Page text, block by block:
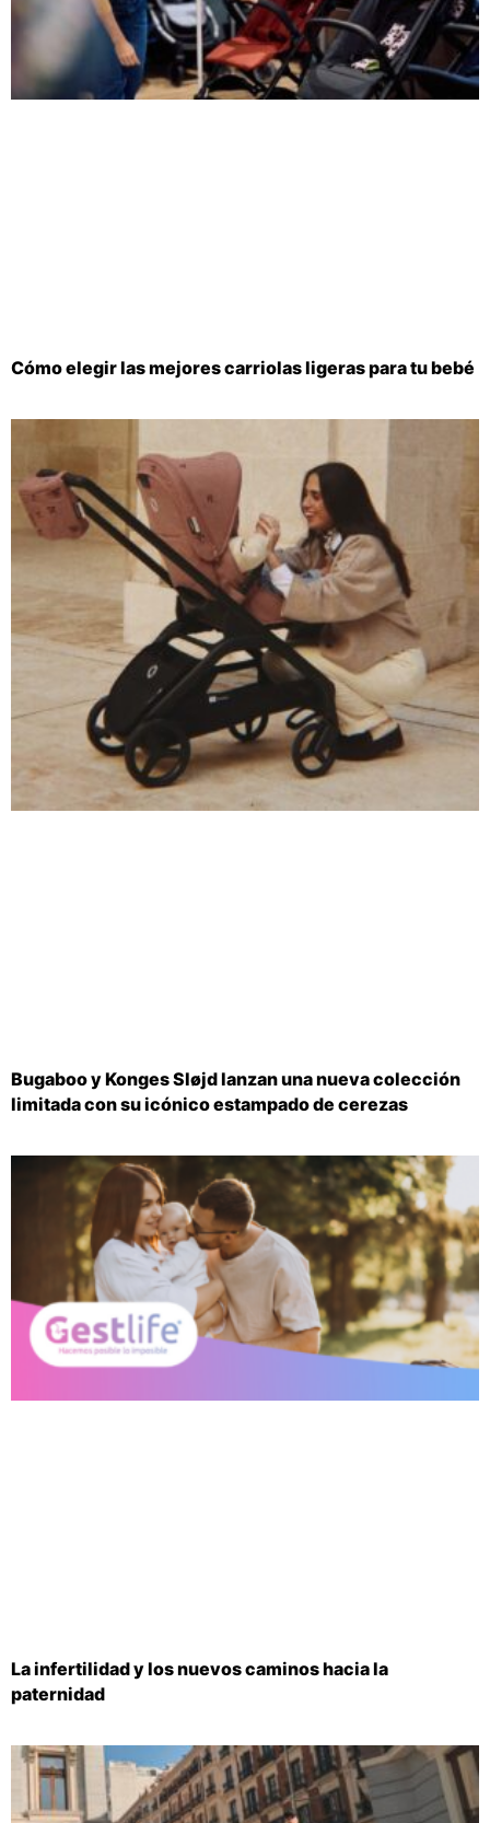
Cómo elegir las mejores carriolas ligeras para tu bebé
Bugaboo y Konges Sløjd lanzan una nueva colección
limitada con su icónico estampado de cerezas
La infertilidad y los nuevos caminos hacia la
paternidad